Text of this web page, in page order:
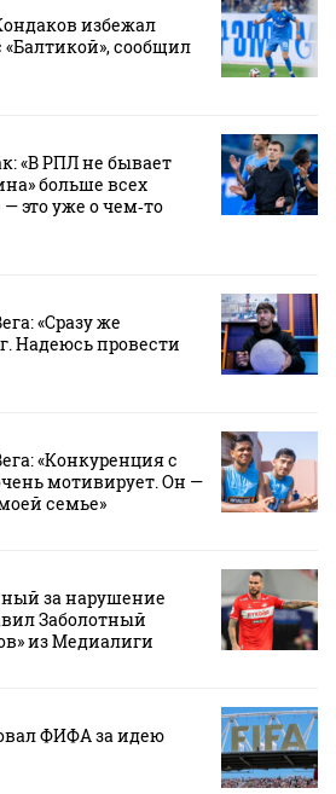
избежал
сообщил
«В РПЛ не бывает
больше всех
это уже о чем‑то
«Сразу же
Надеюсь провести
«Конкуренция с
мотивирует. Он —
семье»
за нарушение
Заболотный
из Медиалиги
ФИФА за идею